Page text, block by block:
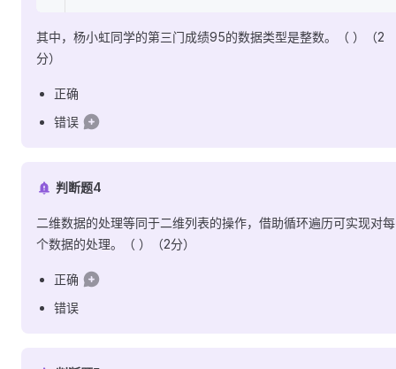
其中，杨小虹同学的第三门成绩95的数据类型是整数。（ ）（2
分）
正确
错误
判断题4
二维数据的处理等同于二维列表的操作，借助循环遍历可实现对每
个数据的处理。（ ）（2分）
正确
错误